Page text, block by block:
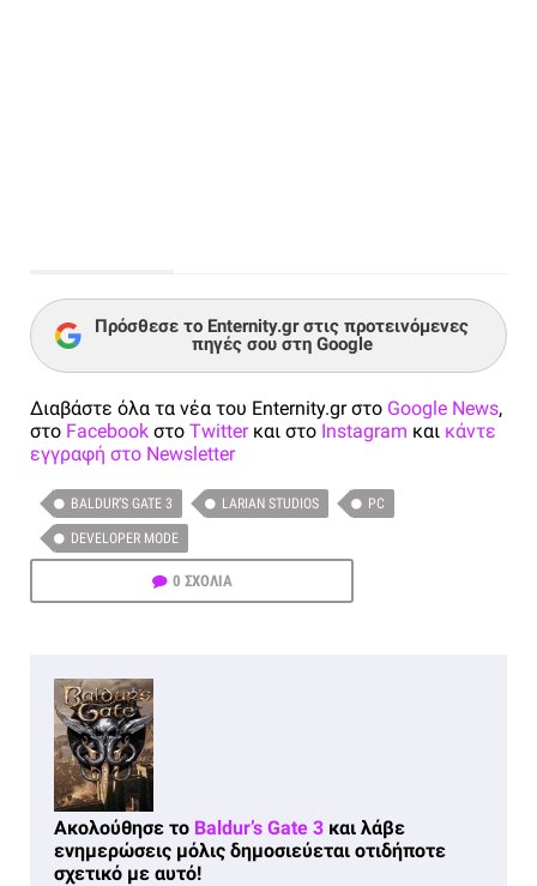
Πρόσθεσε το Enternity.gr στις προτεινόμενες
πηγές σου στη Google
Διαβάστε όλα τα νέα του Enternity.gr στο Google News,
στο Facebook στο Twitterκαι στο Instagram και κάντε
εγγραφή στο Newsletter
BALDUR’S GATE 3 LARIAN STUDIOS PC
DEVELOPER MODE
0 ΣΧΟΛΙΑ
Ακολούθησε το Baldur’s Gate 3 και λάβε
ενημερώσεις μόλις δημοσιεύεται οτιδήποτε
σχετικό με αυτό!